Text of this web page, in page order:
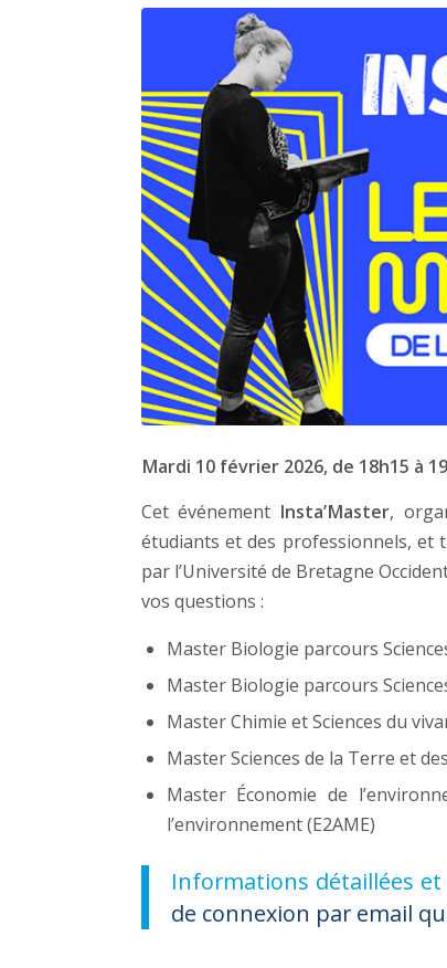
Mardi 10 février 2026, de 18h15 à
Cet événementInsta’Master,
étudiants et des professionnels, et
par l’Université de Bretagne
vos questions :
Master Biologie parcours
Master Biologie parcours
Master Chimie et Sciences du
Master Sciences de la Terre et
Master Économie de
l’environnement (E2AME)
Informations détaillées
de connexion par email